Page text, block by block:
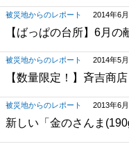
被災地からのレポート 2014年6
【ばっぱの台所】6月の
被災地からのレポート 2014年5
【数量限定！】斉吉商
被災地からのレポート 2013年6
新しい「金のさんま